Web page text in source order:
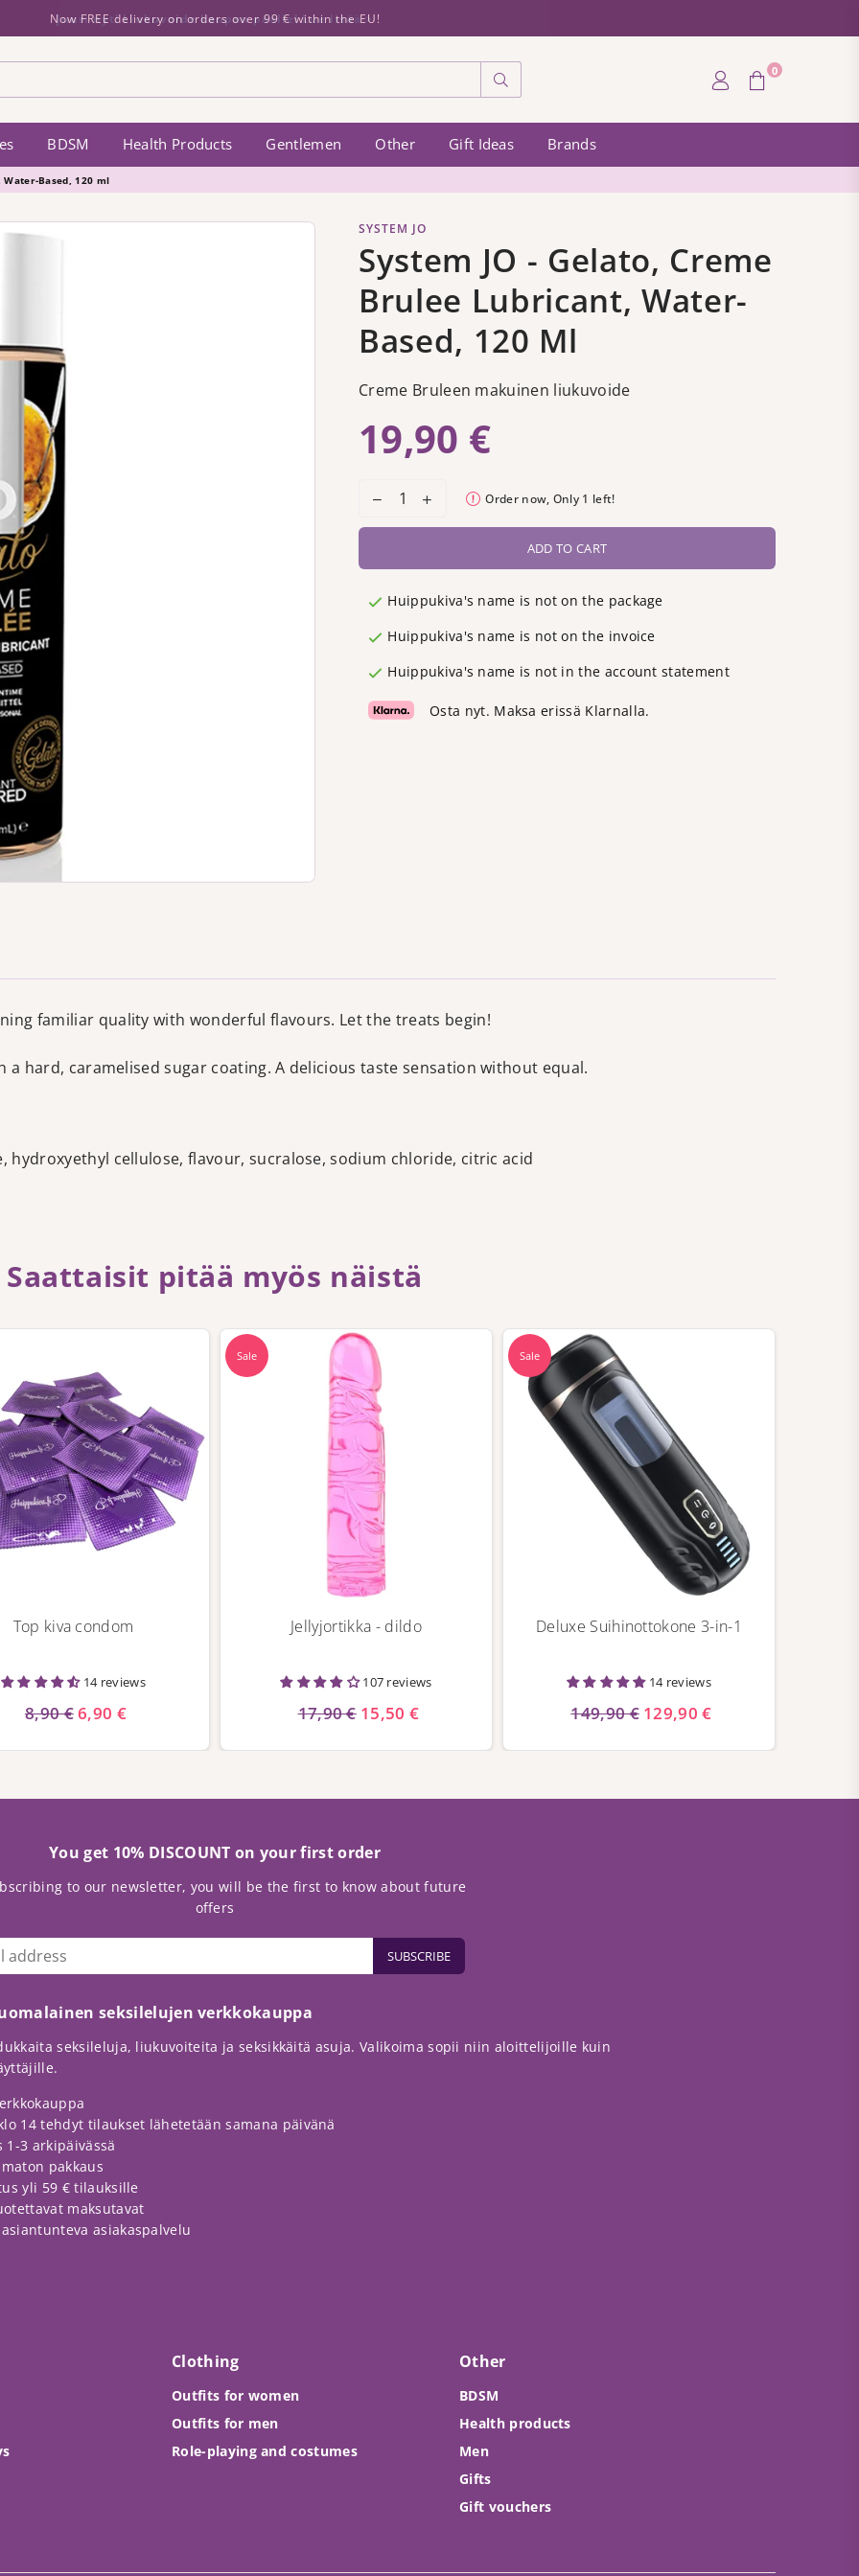
Juuri nyt! Liukuvoide kaupan päälle! Lue lisää >
0
BDSM Health Products Gentlemen Other Gift Ideas Brands
Based, 120 ml
SYSTEM JO
System JO - Gelato, Creme
Brulee Lubricant, Water-
Based, 120 Ml
Creme Bruleen makuinen liukuvoide
Regular
19,90 €
Order now, Only 1 left!
ADD TO CART
Huippukiva's name is not on the package
Huippukiva's name is not on the invoice
Huippukiva's name is not in the account statement
Osta nyt. Maksa erissä Klarnalla.
familiar quality with wonderful flavours. Let the treats begin!
a hard, caramelised sugar coating. A delicious taste sensation without equal.
hydroxyethyl cellulose, flavour, sucralose, sodium chloride, citric acid
Saattaisit pitää myös näistä
Top kiva condom
14 reviews
8,90 €6,90 €
Sale
Jellyjortikka - dildo
107 reviews
17,90 € 15,50 €
Sale
Deluxe Suihinottokone 3-in-1
14 reviews
149,90 € 129,90 €
You get 10% DISCOUNT on your first order
to our newsletter, you will be the first to know about future
offers
SUBSCRIBE
seksilelujen verkkokauppa
seksileluja, liukuvoiteita ja seksikkäitä asuja. Valikoima sopii niin aloittelijoille kuin
14 tehdyt tilaukset lähetetään samana päivänä
3 arkipäivässä
pakkaus
yli 59 € tilauksille
maksutavat
asiakaspalvelu
Clothing
Outfits for women
Outfits for men
Role-playing and costumes
Other
BDSM
Health products
Men
Gifts
Gift vouchers